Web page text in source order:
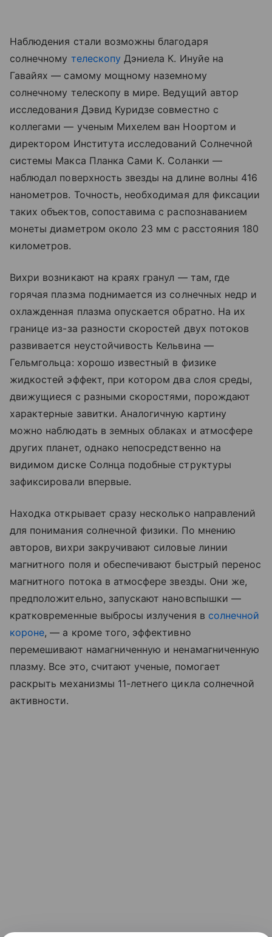
Наблюдения стали возможны благодаря
солнечному телескопу Дэниела К. Инуйе на
Гавайях — самому мощному наземному
солнечному телескопу в мире. Ведущий автор
исследования Дэвид Куридзе совместно с
коллегами — ученым Михелем ван Ноортом и
директором Института исследований Солнечной
системы Макса Планка Сами К. Соланки —
наблюдал поверхность звезды на длине волны 416
нанометров. Точность, необходимая для фиксации
таких объектов, сопоставима с распознаванием
монеты диаметром около 23 мм с расстояния 180
километров.
Вихри возникают на краях гранул — там, где
горячая плазма поднимается из солнечных недр и
охлажденная плазма опускается обратно. На их
границе из-за разности скоростей двух потоков
развивается неустойчивость Кельвина —
Гельмгольца: хорошо известный в физике
жидкостей эффект, при котором два слоя среды,
движущиеся с разными скоростями, порождают
характерные завитки. Аналогичную картину
можно наблюдать в земных облаках и атмосфере
других планет, однако непосредственно на
видимом диске Солнца подобные структуры
зафиксировали впервые.
Находка открывает сразу несколько направлений
для понимания солнечной физики. По мнению
авторов, вихри закручивают силовые линии
магнитного поля и обеспечивают быстрый перенос
магнитного потока в атмосфере звезды. Они же,
предположительно, запускают нановспышки —
кратковременные выбросы излучения в солнечной
короне, — а кроме того, эффективно
перемешивают намагниченную и ненамагниченную
плазму. Все это, считают ученые, помогает
раскрыть механизмы 11-летнего цикла солнечной
активности.